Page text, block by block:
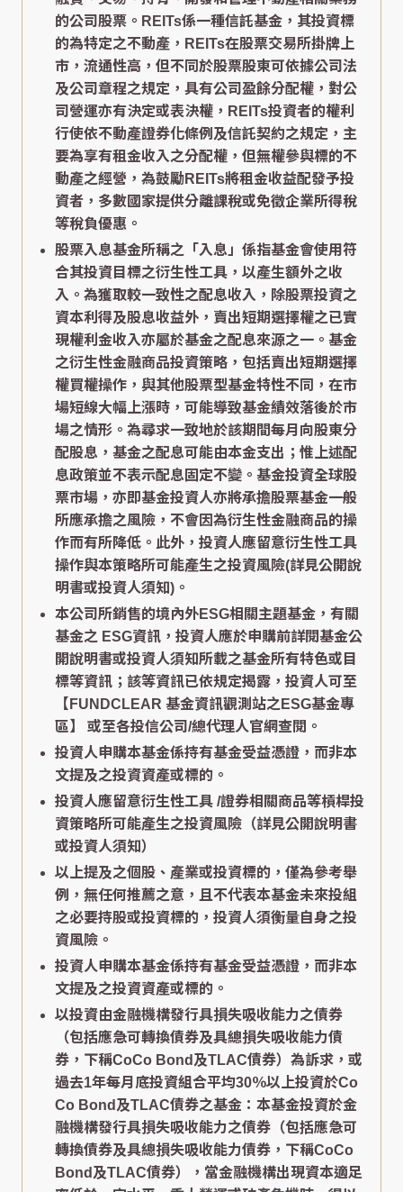
的公司股票。REITs係一種信託基金，其投資標
的為特定之不動產，REITs在股票交易所掛牌上
市，流通性高，但不同於股票股東可依據公司法
及公司章程之規定，具有公司盈餘分配權，對公
司營運亦有決定或表決權，REITs投資者的權利
行使依不動產證券化條例及信託契約之規定，主
要為享有租金收入之分配權，但無權參與標的不
動產之經營，為鼓勵REITs將租金收益配發予投
資者，多數國家提供分離課稅或免徵企業所得稅
等稅負優惠。
股票入息基金所稱之「入息」係指基金會使用符
合其投資目標之衍生性工具，以產生額外之收
入。為獲取較一致性之配息收入，除股票投資之
資本利得及股息收益外，賣出短期選擇權之已實
現權利金收入亦屬於基金之配息來源之一。基金
之衍生性金融商品投資策略，包括賣出短期選擇
權買權操作，與其他股票型基金特性不同，在市
場短線大幅上漲時，可能導致基金績效落後於市
場之情形。為尋求一致地於該期間每月向股東分
配股息，基金之配息可能由本金支出；惟上述配
息政策並不表示配息固定不變。基金投資全球股
票市場，亦即基金投資人亦將承擔股票基金一般
所應承擔之風險，不會因為衍生性金融商品的操
作而有所降低。此外，投資人應留意衍生性工具
操作與本策略所可能產生之投資風險(詳見公開說
明書或投資人須知)。
本公司所銷售的境內外ESG相關主題基金，有關
基金之 ESG資訊，投資人應於申購前詳閱基金公
開說明書或投資人須知所載之基金所有特色或目
標等資訊；該等資訊已依規定揭露，投資人可至
【FUNDCLEAR 基金資訊觀測站之ESG基金專
區】
或至各投信公司/總代理人官網查閱。
投資人申購本基金係持有基金受益憑證，而非本
文提及之投資資產或標的。
投資人應留意衍生性工具 /證券相關商品等槓桿投
資策略所可能產生之投資風險（詳見公開說明書
或投資人須知）
以上提及之個股、產業或投資標的，僅為參考舉
例，無任何推薦之意，且不代表本基金未來投組
之必要持股或投資標的，投資人須衡量自身之投
資風險。
投資人申購本基金係持有基金受益憑證，而非本
文提及之投資資產或標的。
以投資由金融機構發行具損失吸收能力之債券
（包括應急可轉換債券及具總損失吸收能力債
券，下稱CoCo Bond及TLAC債券）為訴求，或
過去1年每月底投資組合平均30％以上投資於Co
Co Bond及TLAC債券之基金：本基金投資於金
融機構發行具損失吸收能力之債券（包括應急可
轉換債券及具總損失吸收能力債券，下稱CoCo
Bond及TLAC債券），當金融機構出現資本適足